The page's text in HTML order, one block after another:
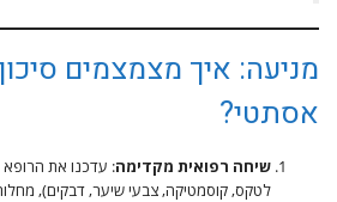
מניעה: איך מצמצמים
אסתטי?
שיחה רפואית מקדימה: עדכנו את הרופא
לטקס, קוסמטיקה, צבעי שיער, דבקים),